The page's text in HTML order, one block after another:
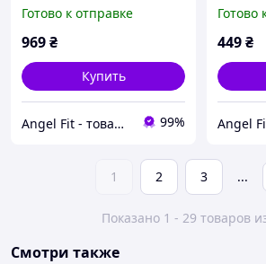
Готово к отправке
969₴
Купить
Angel Fit - товари для здоров'я, спорту та активного життя 99%
Готово
449₴
1 2 3 ...
Показано 1 - 29 товаров
Смотри также